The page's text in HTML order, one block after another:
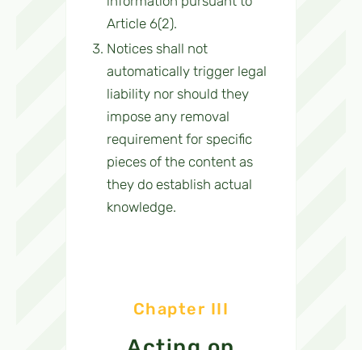
Article 6(2).
Notices shall not
automatically trigger legal
liability nor should they
impose any removal
requirement for specific
pieces of the content as
they do establish actual
knowledge.
Chapter III